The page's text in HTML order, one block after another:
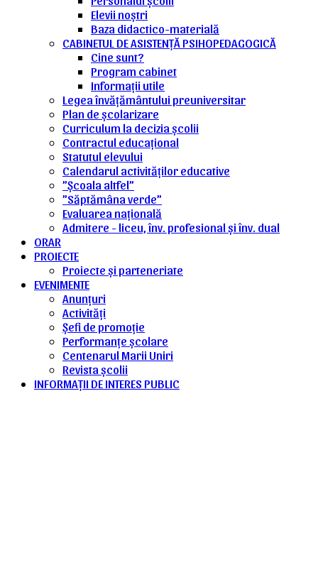
Elevii noștri
Baza didactico-materială
CABINETUL DE ASISTENȚĂ PSIHOPEDAGOGICĂ
Cine sunt?
Program cabinet
Informații utile
Legea învățământului preuniversitar
Plan de școlarizare
Curriculum la decizia școlii
Contractul educațional
Statutul elevului
Calendarul activităților educative
”Școala altfel”
”Săptămâna verde”
Evaluarea națională
Admitere - liceu, înv. profesional și înv. dual
ORAR
PROIECTE
Proiecte și parteneriate
EVENIMENTE
Anunțuri
Activități
Șefi de promoție
Performanțe școlare
Centenarul Marii Uniri
Revista școlii
INFORMAȚII DE INTERES PUBLIC